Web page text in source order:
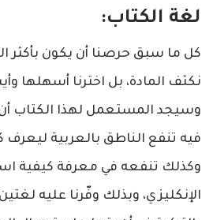
لغة الكتاب:
كل ما سبق حرصنا أن يكون بأكثر
نكثف المادة، بل اخترنا أسهلها
وسيجد المستعمل لهذا الكتاب أن
فيه تنفع الناطق بالعربية ليعرف
وكذلك تنفعه في معرفة كيفية
الإنكليزي، وبذلك وفّرنا عليه